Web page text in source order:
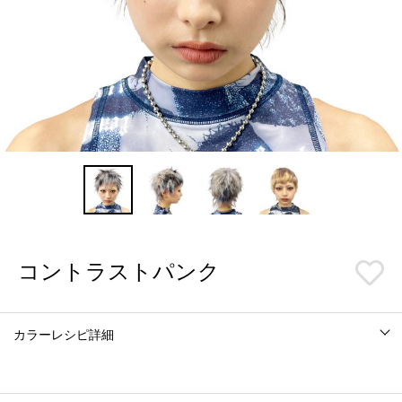
コントラストパンク
カラーレシピ詳細